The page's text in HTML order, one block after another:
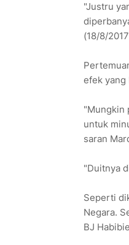
"Justru
(18/8/
efek yang
"Mungkin
untuk
saran
"Duitnya
Seperti
Negara.
BJ